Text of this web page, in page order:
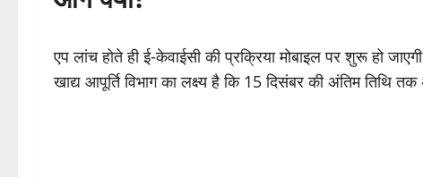
एप लांच होते ही ई-केवाईसी की प्रक्रिया मोबाइल पर शुरू हो
खाद्य आपूर्ति विभाग का लक्ष्य है कि 15 दिसंबर की अंतिम तिथि